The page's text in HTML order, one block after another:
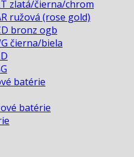
zlatá/čierna/chrom
ružová (rose gold)
bronz ogb
čierna/biela
batérie
batérie